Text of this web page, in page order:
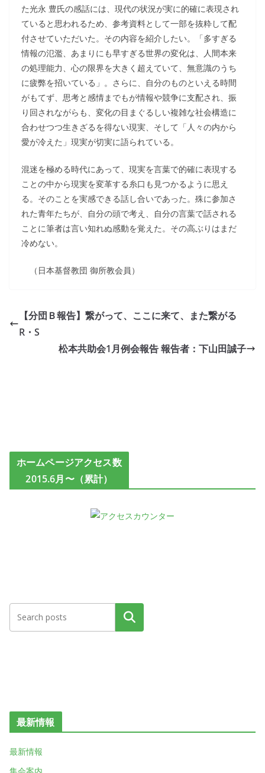
た光永 豊氏の感話には、現代の状況が実に的確に表現され
ていると思われるため、参考資料として一部を抜粋して配
付させていただいた。その内容を紹介したい。「多すぎる
情報の氾濫、あまりにも早すぎる世界の変化は、人間本来
の処理能力、心の限界を大きく超えていて、無意識のうち
に疲弊を招いている」。さらに、自分のものといえる時間
がもてず、思考と感情までもが情報や競争に支配され、振
り回されながらも、変化の目まぐるしい複雑な社会構造に
合わせつつ生きざるを得ない現実、そして「人々の内から
愛が冷えた」現実が切実に語られている。
混迷を極める時代にあって、現実を言葉で的確に表現する
ことの中から現実を変革する糸口も見つかるように思え
る。そのことを実感できる話し合いであった。殊に参加さ
れた青年たちが、自分の頭で考え、自分の言葉で話される
ことに筆者は言い知れぬ感動を覚えた。その高ぶりはまだ
冷めない。
（日本基督教団 御所教会員）
【分団Ｂ報告】繋がって、ここに来て、また繋がる
R・S
松本共助会1月例会報告 報告者：下山田誠子
ホームページアクセス数
2015.6月〜（累計）
検索
最新情報
最新情報